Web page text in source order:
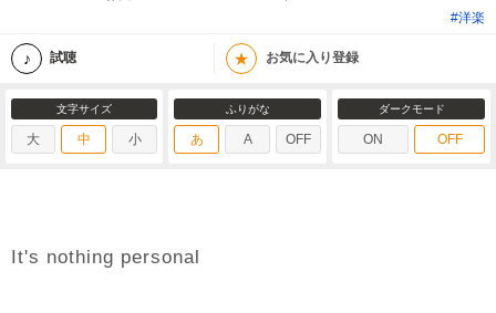
#洋楽
試聴 ★ お気に入り登録
文字サイズ
大 中 小
ふりがな
あ A OFF
ダークモード
ON OFF
It's nothing personal